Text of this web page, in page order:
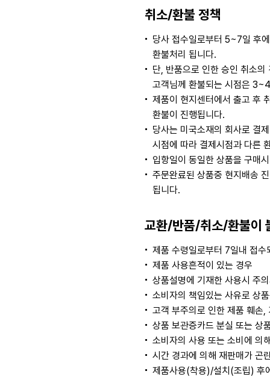
취소/환불 정책
당사 접수일로부터 5~7일 후
환불처리 됩니다.
단, 반품으로 인한 승인 취소
고객님께 환불되는 시점은
제품이 현지센터에서 출고 후
환불이 진행됩니다.
당사는 미국소재의 회사로 결
시점에 따라 결제시점과 다른
입항일이 동일한 상품을 구매
주문완료된 상품중 현지배송
됩니다.
교환/반품/취소/환불이
제품 수령일로부터 7일내 접
제품 사용흔적이 있는 경우
상품설명에 기재한 사용시 주
소비자의 책임있는 사유로 상
고객 부주의로 인한 제품 훼손
상품 보관증카드 분실 또는 상
소비자의 사용 또는 소비에 의
시간 경과에 의해 재판매가 곤
제품사용(착용)/설치(조립) 후